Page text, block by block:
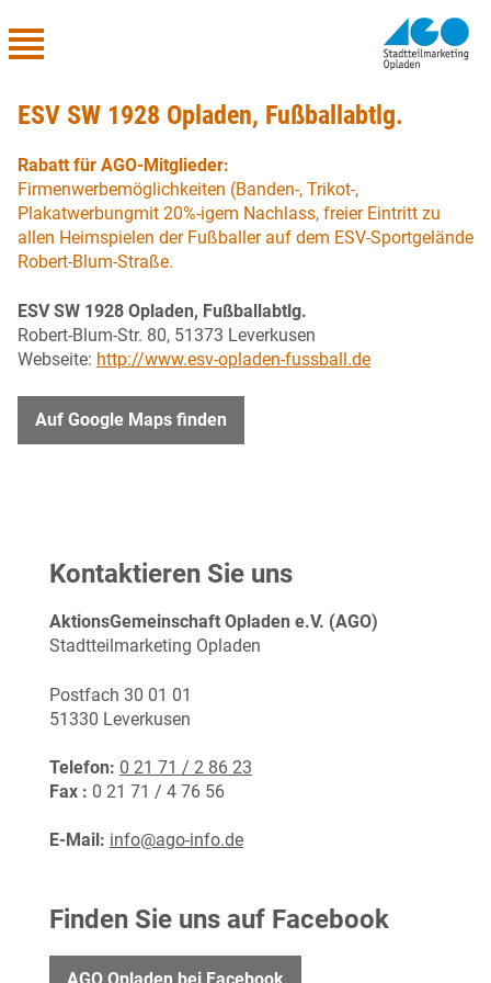
ESV SW 1928 Opladen, Fußballabtlg.
Rabatt für AGO-Mitglieder:
Firmenwerbemöglichkeiten (Banden-, Trikot-,
Plakatwerbungmit 20%-igem Nachlass, freier Eintritt zu
allen Heimspielen der Fußballer auf dem ESV-Sportgelände
Robert-Blum-Straße.
ESV SW 1928 Opladen, Fußballabtlg.
Robert-Blum-Str. 80, 51373 Leverkusen
Webseite: http://www.esv-opladen-fussball.de
Auf Google Maps finden
Kontaktieren Sie uns
AktionsGemeinschaft Opladen e.V. (AGO)
Stadtteilmarketing Opladen
Postfach 30 01 01
51330 Leverkusen
Telefon: 0 21 71 / 2 86 23
Fax : 0 21 71 / 4 76 56
E-Mail: info@ago-info.de
Finden Sie uns auf Facebook